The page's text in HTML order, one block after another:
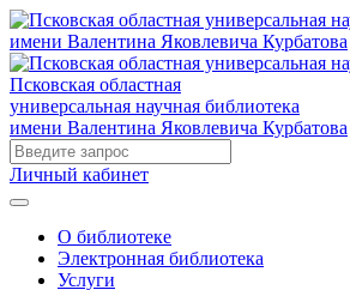
Псковская областная
универсальная научная библиотека
имени Валентина Яковлевича Курбатова
Личный кабинет
О библиотеке
Электронная библиотека
Услуги